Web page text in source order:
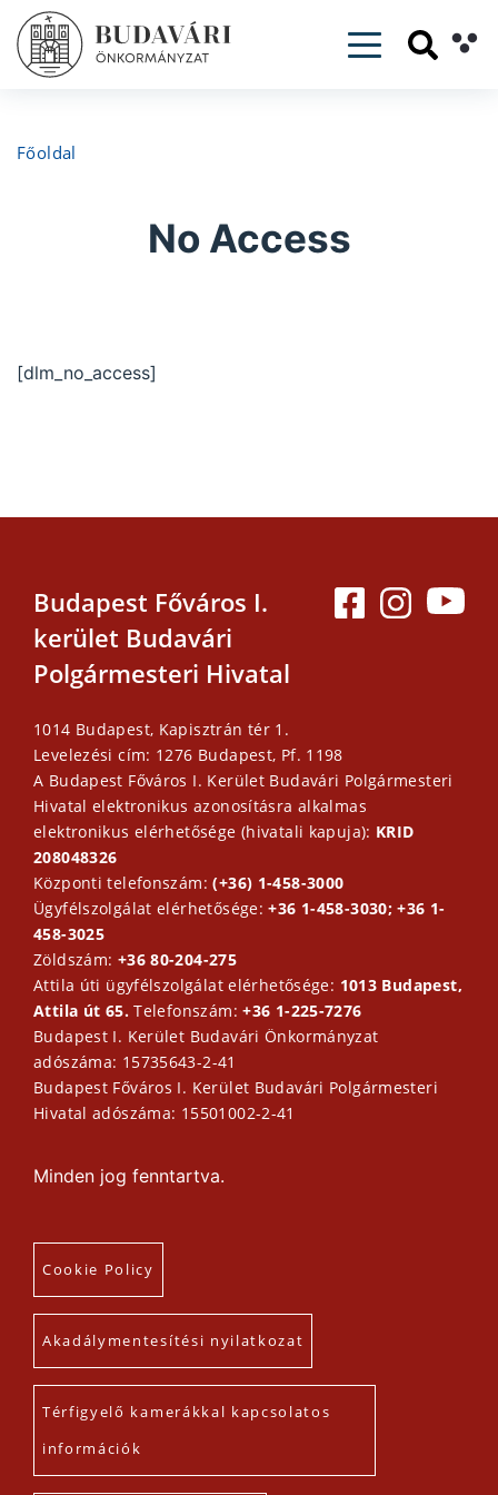
Toggle
Főoldal
No Access
[dlm_no_access]
Budapest Főváros I.
kerület Budavári
Polgármesteri Hivatal
1014 Budapest, Kapisztrán tér 1.
Levelezési cím: 1276 Budapest, Pf. 1198
A Budapest Főváros I. Kerület Budavári Polgármesteri
Hivatal elektronikus azonosításra alkalmas
elektronikus elérhetősége (hivatali kapuja): KRID
208048326
Központi telefonszám:(+36) 1-458-3000
Ügyfélszolgálat elérhetősége:+36 1-458-3030; +36 1-
458-3025
Zöldszám: +36 80-204-275
Attila úti ügyfélszolgálat elérhetősége: 1013 Budapest,
Attila út 65.Telefonszám:+36 1-225-7276
Budapest I. Kerület Budavári Önkormányzat
adószáma: 15735643-2-41
Budapest Főváros I. Kerület Budavári Polgármesteri
Hivatal adószáma: 15501002-2-41
Minden jog fenntartva.
Cookie Policy
Akadálymentesítési nyilatkozat
Térfigyelő kamerákkal kapcsolatos
információk